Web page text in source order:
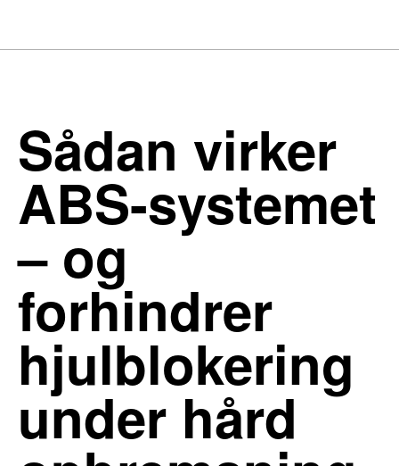
Sådan virker
ABS-systemet
– og
forhindrer
hjulblokering
under hård